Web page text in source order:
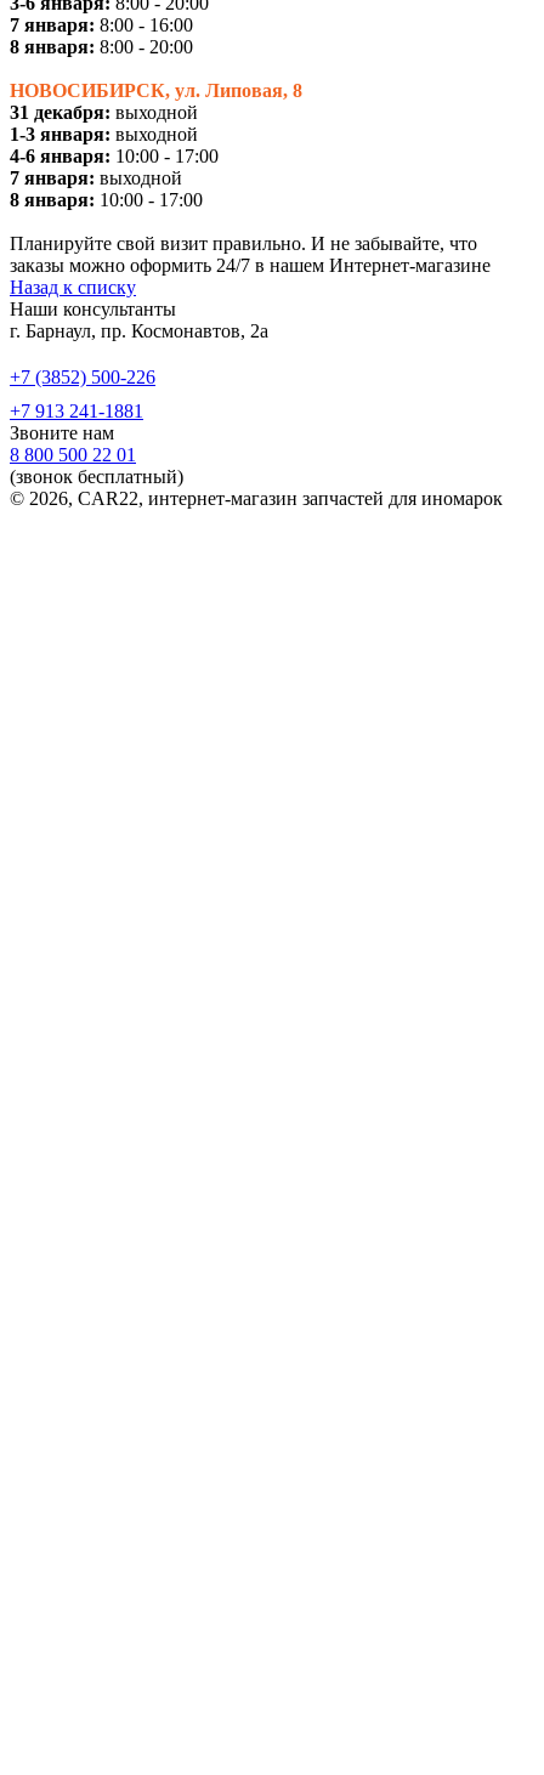
7 января: 8:00 - 16:00
8 января: 8:00 - 20:00
НОВОСИБИРСК, ул. Липовая, 8
31 декабря: выходной
1-3 января: выходной
4-6 января: 10:00 - 17:00
7 января: выходной
8 января: 10:00 - 17:00
Планируйте свой визит правильно. И не забывайте, что
заказы можно оформить 24/7 в нашем Интернет-магазине
Назад к списку
Наши консультанты
г. Барнаул, пр. Космонавтов, 2а
+7 (3852) 500-226
+7 913 241-1881
Звоните нам
8 800 500 22 01
(звонок бесплатный)
© 2026, CAR22, интернет-магазин запчастей для иномарок